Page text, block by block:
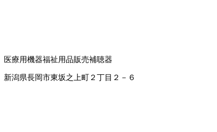
医療用機器福祉用品販売補聴器
新潟県長岡市東坂之上町２丁目２－６